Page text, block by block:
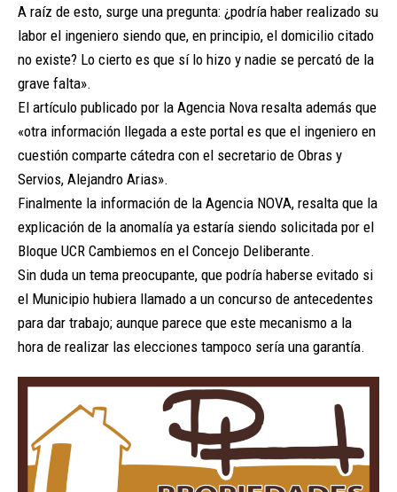
A raíz de esto, surge una pregunta: ¿podría haber realizado su
labor el ingeniero siendo que, en principio, el domicilio citado
no existe? Lo cierto es que sí lo hizo y nadie se percató de la
grave falta».
El artículo publicado por la Agencia Nova resalta además que
«otra información llegada a este portal es que el ingeniero en
cuestión comparte cátedra con el secretario de Obras y
Servios, Alejandro Arias».
Finalmente la información de la Agencia NOVA, resalta que la
explicación de la anomalía ya estaría siendo solicitada por el
Bloque UCR Cambiemos en el Concejo Deliberante.
Sin duda un tema preocupante, que podría haberse evitado si
el Municipio hubiera llamado a un concurso de antecedentes
para dar trabajo; aunque parece que este mecanismo a la
hora de realizar las elecciones tampoco sería una garantía.